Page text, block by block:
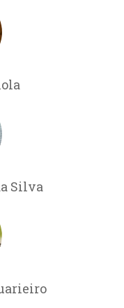
Silva